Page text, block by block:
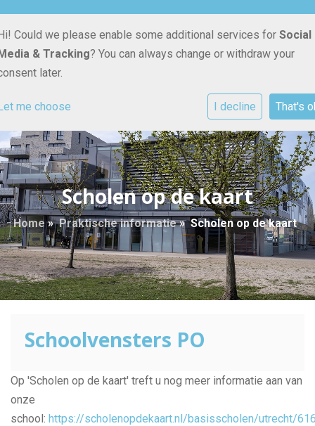
3544 DB Utrecht
Scholen op de kaart
Home» Praktische informatie» Scholen op de kaart
Schoolvensters PO
Op 'Scholen op de kaart' treft u nog meer informatie aan van
onze
school: https://scholenopdekaart.nl/basisscholen/utrecht/
Could we please enable some additional services for Social
& Tracking? You can always change or withdraw your
later.
me choose I decline That's